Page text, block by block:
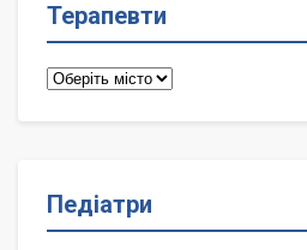
Терапевти
Терапевти
Педіатри